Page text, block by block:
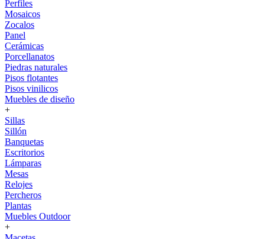
Perfiles
Mosaicos
Zocalos
Panel
Cerámicas
Porcellanatos
Piedras naturales
Pisos flotantes
Pisos vinilicos
Muebles de diseño
+
Sillas
Sillón
Banquetas
Escritorios
Lámparas
Mesas
Relojes
Percheros
Plantas
Muebles Outdoor
+